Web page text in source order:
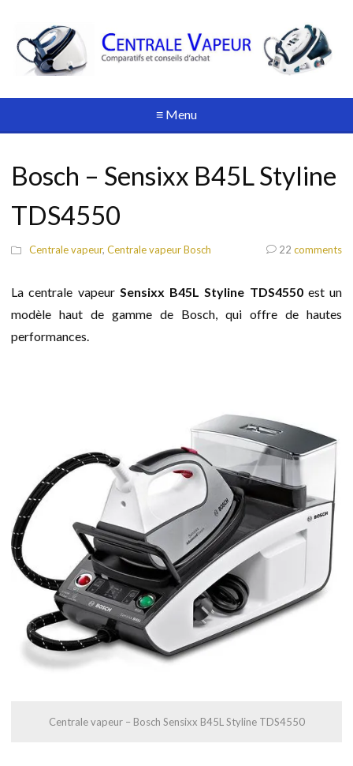
≡ Menu
Bosch – Sensixx B45L Styline
TDS4550
Centrale vapeur, Centrale vapeur Bosch 22 comments
La centrale vapeur Sensixx B45L Styline TDS4550est un
modèle haut de gamme de Bosch, qui offre de hautes
performances.
Centrale vapeur – Bosch Sensixx B45L Styline TDS4550